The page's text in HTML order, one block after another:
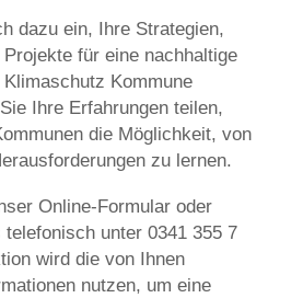
dazu ein, Ihre Strategien,
für eine nachhaltige
Kommune
Ihre Erfahrungen teilen,
die Möglichkeit, von
zu lernen.
Online-Formular oder
unter 0341 355 7
wird die von Ihnen
nutzen, um eine